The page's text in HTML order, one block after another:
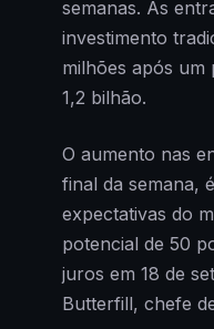
semanas. As
investimento
milhões após um
1,2 bilhão.
O aumento nas
final da semana,
expectativas do
potencial de 50
juros em 18 de
Butterfill, chefe